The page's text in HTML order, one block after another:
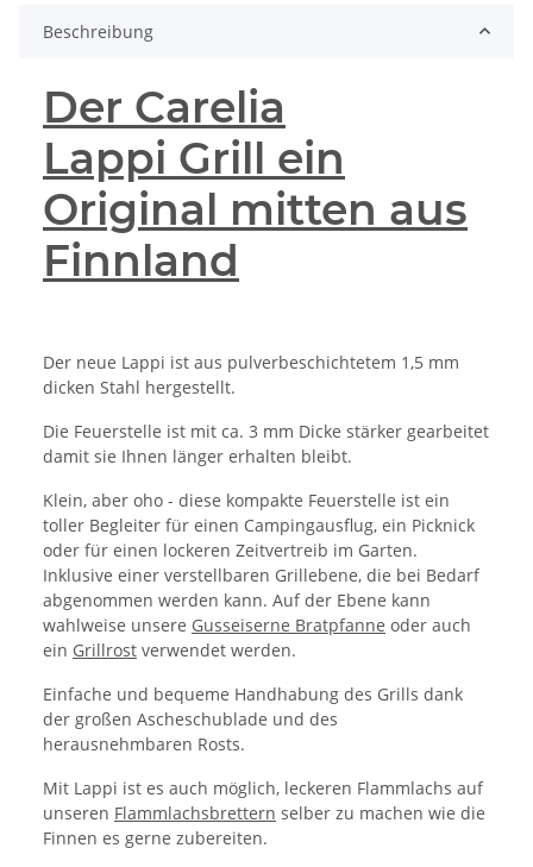
Beschreibung
Der Carelia
Lappi Grill ein
Original mitten aus
Finnland
Der neue Lappi ist aus pulverbeschichtetem 1,5 mm
dicken Stahl hergestellt.
Die Feuerstelle ist mit ca. 3 mm Dicke stärker gearbeitet
damit sie Ihnen länger erhalten bleibt.
Klein, aber oho - diese kompakte Feuerstelle ist ein
toller Begleiter für einen Campingausflug, ein Picknick
oder für einen lockeren Zeitvertreib im Garten.
Inklusive einer verstellbaren Grillebene, die bei Bedarf
abgenommen werden kann. Auf der Ebene kann
wahlweise unsere Gusseiserne Bratpfanne oder auch
ein Grillrost verwendet werden.
Einfache und bequeme Handhabung des Grills dank
der großen Ascheschublade und des
herausnehmbaren Rosts.
Mit Lappi ist es auch möglich, leckeren Flammlachs auf
unseren Flammlachsbrettern selber zu machen wie die
Finnen es gerne zubereiten.